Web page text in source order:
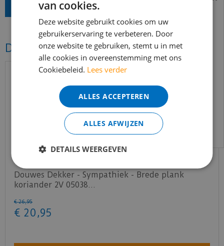
Dit vind je misschien ook mooi!
Douwes Dekker - Sympathiek - Brede plank
koriander 2V 05038…
€ 26,95
€ 20 ,95
BEREIKBAARHEID
In verband met de vakantie periode zijn wij
t/m 14 augustus telefonisch helaas niet
bereikbaar.
Bestelling worden uiteraard verwerkt
echter iets minder snel dan wat je van ons
gewend bent.
Voor vragen kan je ons bereiken via
info@merkvloerenwinkel.nl
van cookies.
Deze website gebruikt cookies om uw
gebruikerservaring te verbeteren. Door
onze website te gebruiken, stemt u in met
alle cookies in overeenstemming met ons
Cookiebeleid. Lees verder
ALLES ACCEPTEREN
ALLES AFWIJZEN
DETAILS WEERGEVEN